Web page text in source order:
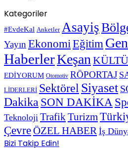
Kategoriler
#EvdeKal Anketler Asayiş
Yayın Ekonomi Eğitim
HaberlerKeşan
EDİYORUM Otomotiv RÖPORTAJ
LİDERLERİ Sektörel Siyaset
Dakika SON DAKİKA
Teknoloji Trafik Turizm
ÇevreÖZEL HABER İş
Bizi Takip Edin!